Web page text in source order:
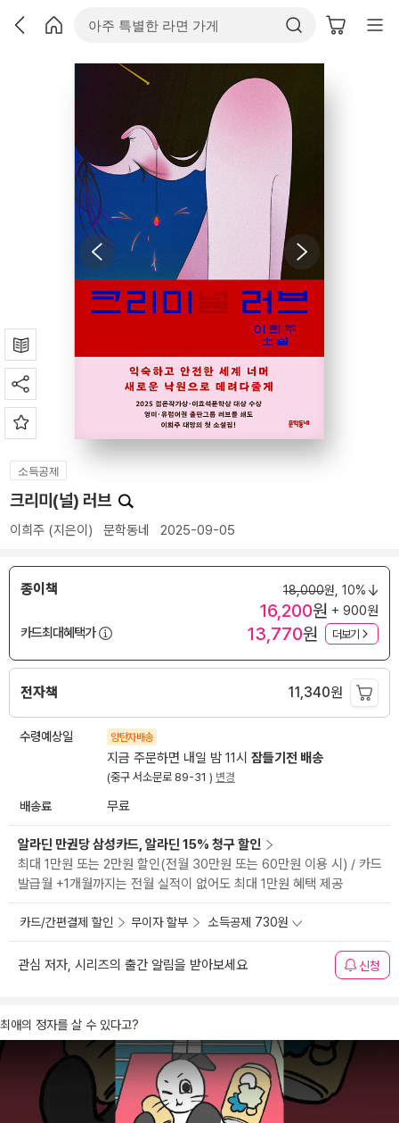
소득공제
크리미(널) 러브
이희주 (지은이) 문학동네 2025-09-05
종이책 18,000원, 10%
16,200원 + 900원
카드최대혜택가
13,770원 더보기
전자책 11,340원
수령예상일 양탄자배송
지금 주문하면 내일 밤 11시 잠들기전 배송
(중구 서소문로 89-31 ) 변경
배송료 무료
알라딘 만권당 삼성카드, 알라딘 15% 청구 할인
최대 1만원 또는 2만원 할인(전월 30만원 또는 60만원 이용 시) / 카드
발급월 +1개월까지는 전월 실적이 없어도 최대 1만원 혜택 제공
카드/간편결제 할인 무이자 할부 소득공제 730원
관심 저자, 시리즈의 출간 알림을 받아보세요 신청
최애의 정자를 살 수 있다고?